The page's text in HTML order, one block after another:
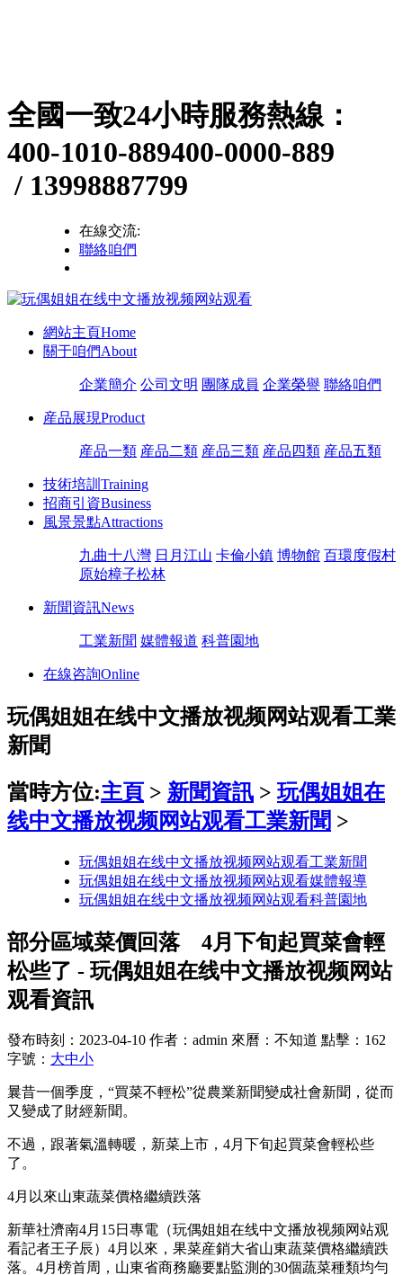
全國一致24小時服務熱線：
400-1010-889400-0000-889
/ 13998887799
在線交流:
聯絡咱們
網站主頁Home
關于咱們About
企業簡介 公司文明 團隊成員 企業榮譽 聯絡咱們
産品展現Product
産品一類 産品二類 産品三類 産品四類 産品五類
技術培訓 Training
招商引資Business
風景景點Attractions
九曲十八灣 日月江山 卡倫小鎮 博物館 百環度假村
原始樟子松林
新聞資訊News
工業新聞 媒體報道 科普園地
在線咨詢Online
玩偶姐姐在线中文播放视频网站观看工業
新聞
當時方位:主頁 > 新聞資訊 >玩偶姐姐在
线中文播放视频网站观看工業新聞 >
玩偶姐姐在线中文播放视频网站观看工業新聞
玩偶姐姐在线中文播放视频网站观看媒體報導
玩偶姐姐在线中文播放视频网站观看科普園地
部分區域菜價回落 4月下旬起買菜會輕
松些了 - 玩偶姐姐在线中文播放视频网站
观看資訊
發布時刻：2023-04-10 作者：admin 來曆：不知道 點擊：162
字號： 大中小
曩昔一個季度，“買菜不輕松”從農業新聞變成社會新聞，從而
又變成了財經新聞。
不過，跟著氣溫轉暖，新菜上市，4月下旬起買菜會輕松些
了。
4月以來山東蔬菜價格繼續跌落
新華社濟南4月15日專電（玩偶姐姐在线中文播放视频网站观
看記者王子辰）4月以來，果菜産銷大省山東蔬菜價格繼續跌
落。4月榜首周，山東省商務廳要點監測的30個蔬菜種類均勻